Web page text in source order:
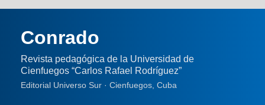
Conrado
Revista pedagógica de la Universidad de
Cienfuegos “Carlos Rafael Rodríguez”
Editorial Universo Sur · Cienfuegos, Cuba